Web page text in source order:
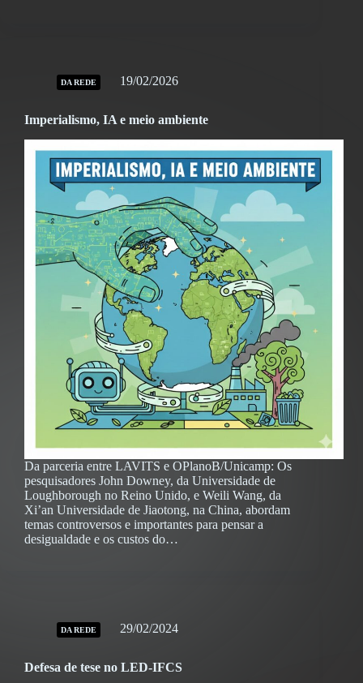
DA REDE 19/02/2026
Imperialismo, IA e meio ambiente
Da parceria entre LAVITS e OPlanoB/Unicamp: Os
pesquisadores John Downey, da Universidade de
Loughborough no Reino Unido, e Weili Wang, da
Xi’an Universidade de Jiaotong, na China, abordam
temas controversos e importantes para pensar a
desigualdade e os custos do…
DA REDE 29/02/2024
Defesa de tese no LED-IFCS